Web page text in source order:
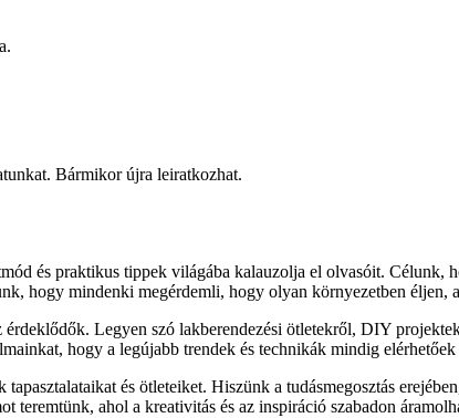
Bármikor újra leiratkozhat.
és praktikus tippek világába kalauzolja el olvasóit. Célunk,
hogy mindenki megérdemli, hogy olyan környezetben éljen,
Legyen szó lakberendezési ötletekről, DIY
hogy a legújabb trendek és technikák mindig elérhetőek
és ötleteiket. Hiszünk a tudásmegosztás
teremtünk, ahol a kreativitás és az inspiráció szabadon